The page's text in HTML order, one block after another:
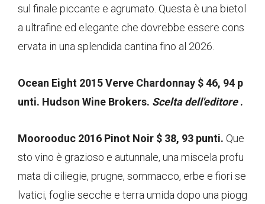
sul finale piccante e agrumato. Questa è una bietol
a ultrafine ed elegante che dovrebbe essere cons
ervata in una splendida cantina fino al 2026.
Ocean Eight 2015 Verve Chardonnay $ 46, 94 p
unti. Hudson Wine Brokers. Scelta dell'editore.
Moorooduc 2016 Pinot Noir $ 38, 93 punti. Que
sto vino è grazioso e autunnale, una miscela profu
mata di ciliegie, prugne, sommacco, erbe e fiori se
lvatici, foglie secche e terra umida dopo una piogg